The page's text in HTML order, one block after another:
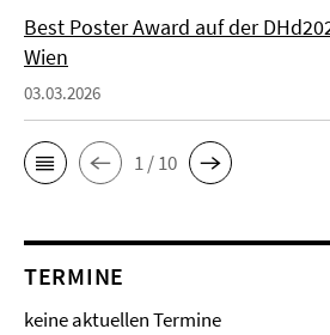
Best Poster Award auf der
Wien
03.03.2026
1 / 10
TERMINE
keine aktuellen Termine